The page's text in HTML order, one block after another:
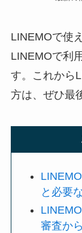
LINEMOで使
LINEMOで利
す。これから
方は、ぜひ最
と必要
審査か